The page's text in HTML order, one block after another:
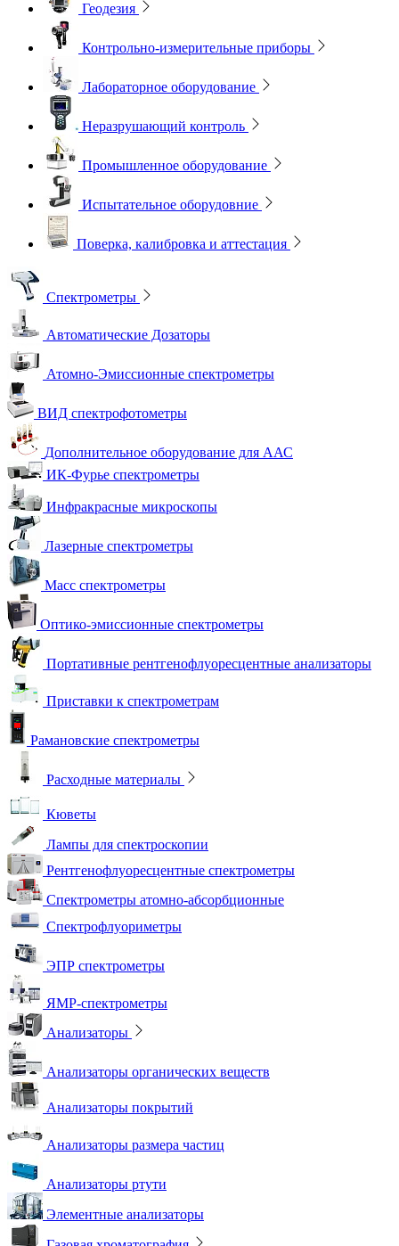
Геодезия
Контрольно-измерительные приборы
Лабораторное оборудование
Неразрушающий контроль
Промышленное оборудование
Испытательное оборудовние
Поверка, калибровка и аттестация
Спектрометры
Автоматические Дозаторы
Атомно-Эмиссионные спектрометры
ВИД спектрофотометры
Дополнительное оборудование для ААС
ИК-Фурье спектрометры
Инфракрасные микроскопы
Лазерные спектрометры
Масс спектрометры
Оптико-эмиссионные спектрометры
Портативные рентгенофлуоресцентные анализаторы
Приставки к спектрометрам
Рамановские спектрометры
Расходные материалы
Кюветы
Лампы для спектроскопии
Рентгенофлуоресцентные спектрометры
Спектрометры атомно-абсорбционные
Спектрофлуориметры
ЭПР спектрометры
ЯМР-спектрометры
Анализаторы
Анализаторы органических веществ
Анализаторы покрытий
Анализаторы размера частиц
Анализаторы ртути
Элементные анализаторы